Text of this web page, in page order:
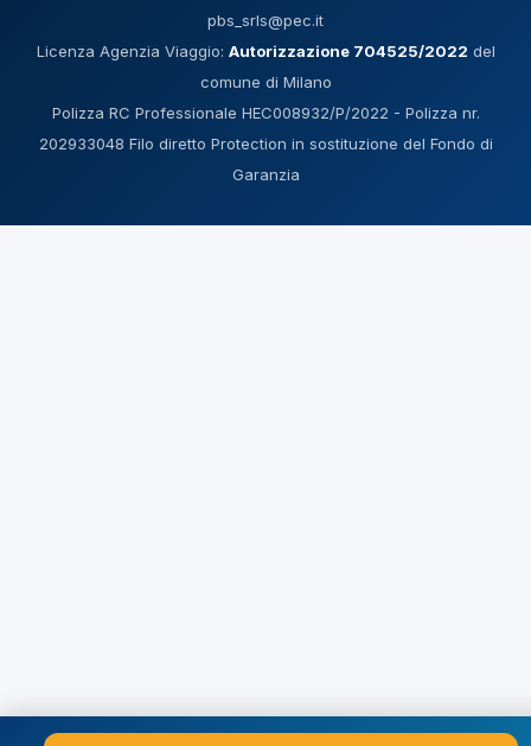
pbs_srls@pec.it
Licenza Agenzia Viaggio: Autorizzazione 704525/2022 del
comune di Milano
Polizza RC Professionale HEC008932/P/2022 - Polizza nr.
202933048 Filo diretto Protection in sostituzione del Fondo di
Garanzia